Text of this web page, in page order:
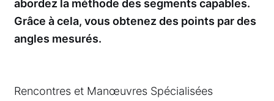
abordez la méthode des segments capables.
Grâce à cela, vous obtenez des points par des
angles mesurés.
Rencontres et Manœuvres Spécialisées